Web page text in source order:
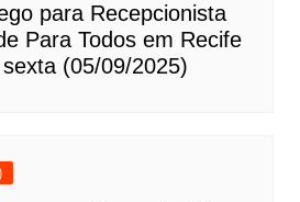
para Recepcionista
Para Todos em Recife
(05/09/2025)